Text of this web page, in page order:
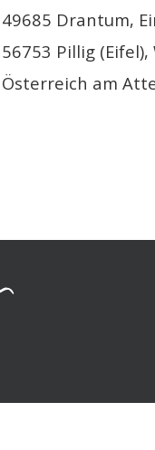
49685 Drantum,
56753 Pillig
Österreich am